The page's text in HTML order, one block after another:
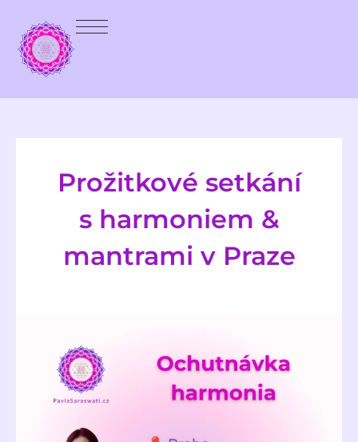
Prožitkové setkání
s harmoniem &
mantrami v Praze